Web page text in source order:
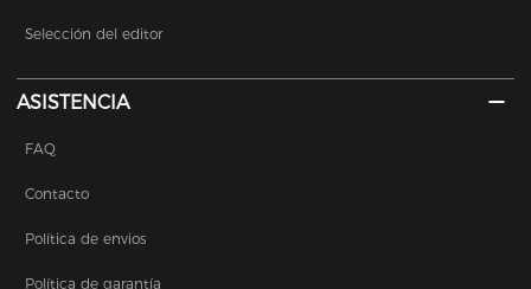
Selección del editor
ASISTENCIA
FAQ
Contacto
Política de envios
Política de garantía